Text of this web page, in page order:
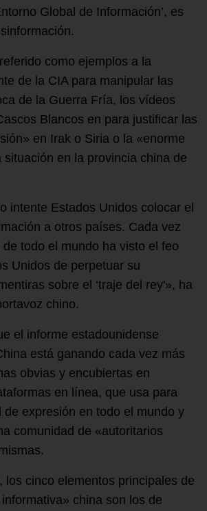
Global de Información’, es
como ejemplos a la
de la CIA para manipular las
de la Guerra Fría, los vídeos
Blancos en para justificar las
en Irak o Siria o la «enorme
situación en la provincia china de
intente Estados Unidos colocar el
a otros países. Cada vez
todo el mundo ha visto el feo
Unidos de perpetuar su
sobre el ‘traje del rey'», ha
chino.
el informe estadounidense
está ganando cada vez más
obvias y encubiertas en
en línea, que usa para
de expresión en todo el mundo y
comunidad de «autoritarios
los cinco elementos principales de
china son los de